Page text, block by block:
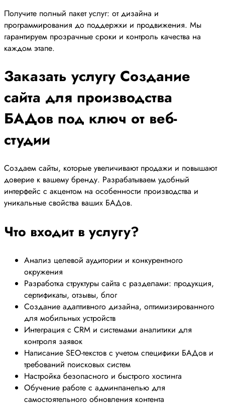
Получите полный пакет услуг: от дизайна и
программирования до поддержки и продвижения. Мы
гарантируем прозрачные сроки и контроль качества на
каждом этапе.
Заказать услугу Создание
сайта для производства
БАДов под ключ от веб-
студии
Создаем сайты, которые увеличивают продажи и повышают
доверие к вашему бренду. Разрабатываем удобный
интерфейс с акцентом на особенности производства и
уникальные свойства ваших БАДов.
Что входит в услугу?
Анализ целевой аудитории и конкурентного
окружения
Разработка структуры сайта с разделами: продукция,
сертификаты, отзывы, блог
Создание адаптивного дизайна, оптимизированного
для мобильных устройств
Интеграция с CRM и системами аналитики для
контроля заявок
Написание SEO-текстов с учетом специфики БАДов и
требований поисковых систем
Настройка безопасного и быстрого хостинга
Обучение работе с админпанелью для
самостоятельного обновления контента